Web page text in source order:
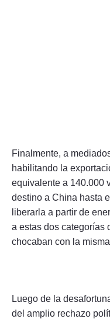
Finalmente, a
habilitando la
equivalente a 140.000
destino a China hasta
liberarla a partir de
a estas dos categorías
chocaban con la
Luego de la
del amplio rechazo